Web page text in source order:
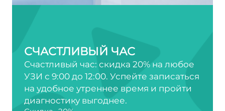
СЧАСТЛИВЫЙ ЧАС
Счастливый час: скидка 20% на любое
УЗИ с 9:00 до 12:00. Успейте записаться
на удобное утреннее время и пройти
диагностику выгоднее.